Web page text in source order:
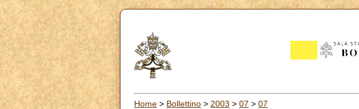
Home > Bollettino > 2003 > 07 > 07